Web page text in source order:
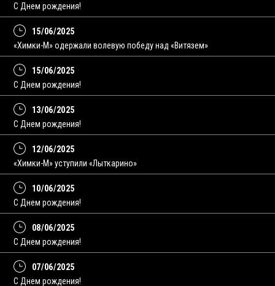
С Днем рождения!
15/06/2025
«Химки-М» одержали волевую победу над «Витязем»
15/06/2025
С Днем рождения!
13/06/2025
C Днем рождения!
12/06/2025
«Химки-М» уступили «Лыткарино»
10/06/2025
С Днем рождения!
08/06/2025
C Днем рождения!
07/06/2025
С Днем рождения!